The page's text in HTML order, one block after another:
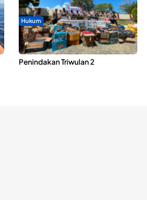
Hukum
Polda Maluku Utara Musnahkan
Ribuan Liter Miras Hasil Operasi
Penindakan Triwulan 2